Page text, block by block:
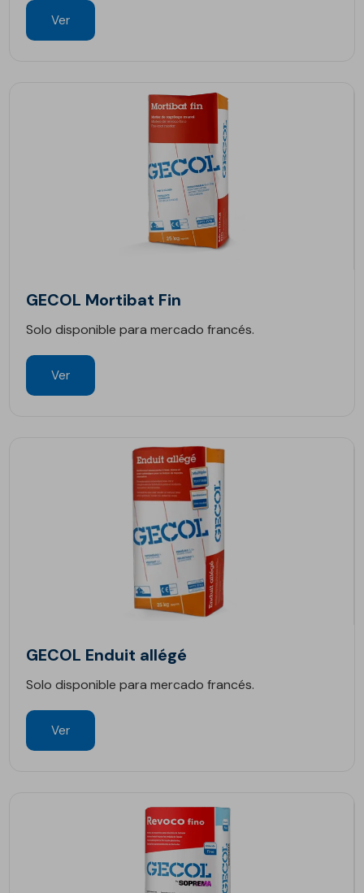
Ver
GECOL Mortibat Fin
Solo disponible para mercado francés.
Ver
GECOL Enduit allégé
Solo disponible para mercado francés.
Ver